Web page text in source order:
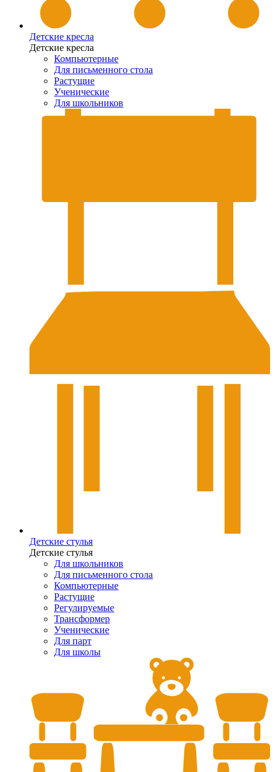
Детские кресла
Детские кресла
Компьютерные
Для письменного стола
Растущие
Ученические
Для школьников
Детские стулья
Детские стулья
Для школьников
Для письменного стола
Компьютерные
Растущие
Регулируемые
Трансформер
Ученические
Для парт
Для школы